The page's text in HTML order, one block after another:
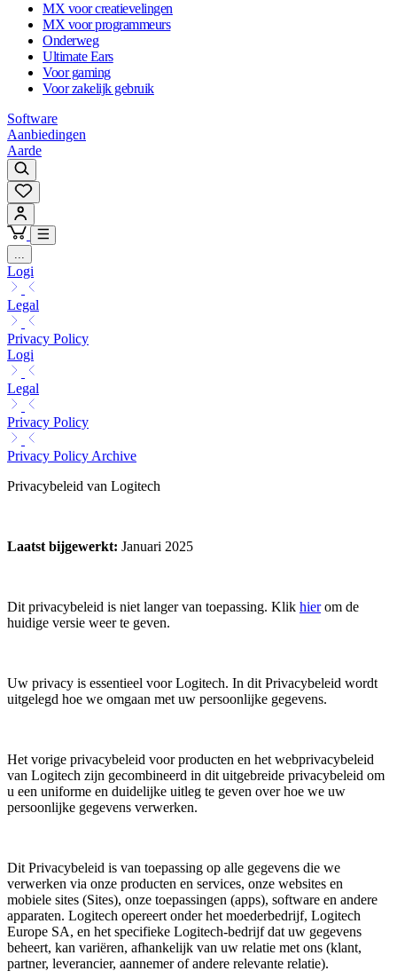
MX voor creatievelingen
MX voor programmeurs
Onderweg
Ultimate Ears
Voor gaming
Voor zakelijk gebruik
Software
Aanbiedingen
Aarde
...
Logi
Legal
Privacy Policy
Logi
Legal
Privacy Policy
Privacy Policy Archive
Privacybeleid van Logitech
Laatst bijgewerkt: Januari 2025
Dit privacybeleid is niet langer van toepassing. Klik hierom de
huidige versie weer te geven.
Uw privacy is essentieel voor Logitech. In dit Privacybeleid wordt
uitgelegd hoe we omgaan met uw persoonlijke gegevens.
Het vorige privacybeleid voor producten en het webprivacybeleid
van Logitech zijn gecombineerd in dit uitgebreide privacybeleid om
u een uniforme en duidelijke uitleg te geven over hoe we uw
persoonlijke gegevens verwerken.
Dit Privacybeleid is van toepassing op alle gegevens die we
verwerken via onze producten en services, onze websites en
mobiele sites (Sites), onze toepassingen (apps), software en andere
apparaten. Logitech opereert onder het moederbedrijf, Logitech
Europe SA, en het specifieke Logitech-bedrijf dat uw gegevens
beheert, kan variëren, afhankelijk van uw relatie met ons (klant,
partner, leverancier, aannemer of andere relevante relatie).